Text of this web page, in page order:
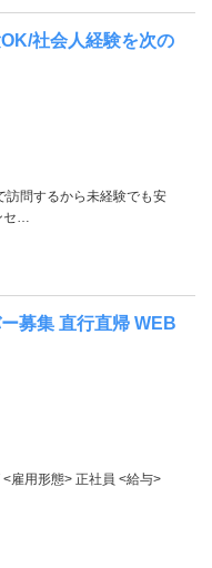
社会人経験を次の
訪問するから未経験でも安
…
募集 直行直帰 WEB
<雇用形態> 正社員 <給与>